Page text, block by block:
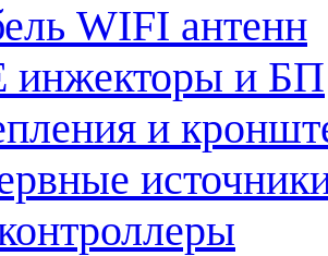
WIFI антенн
инжекторы и БП
и